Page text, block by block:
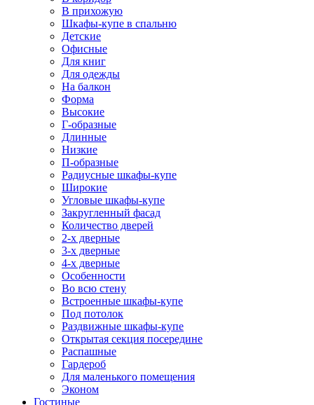
В прихожую
Шкафы-купе в спальню
Детские
Офисные
Для книг
Для одежды
На балкон
Форма
Высокие
Г-образные
Длинные
Низкие
П-образные
Радиусные шкафы-купе
Широкие
Угловые шкафы-купе
Закругленный фасад
Количество дверей
2-х дверные
3-х дверные
4-х дверные
Особенности
Во всю стену
Встроенные шкафы-купе
Под потолок
Раздвижные шкафы-купе
Открытая секция посередине
Распашные
Гардероб
Для маленького помещения
Эконом
Гостиные